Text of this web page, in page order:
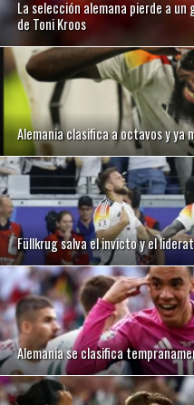
La selección alemana pierde a
de Toni Kroos
Alemania clasifica a octavos y ya
Füllkrug salva el invicto y el
Alemania se clasifica